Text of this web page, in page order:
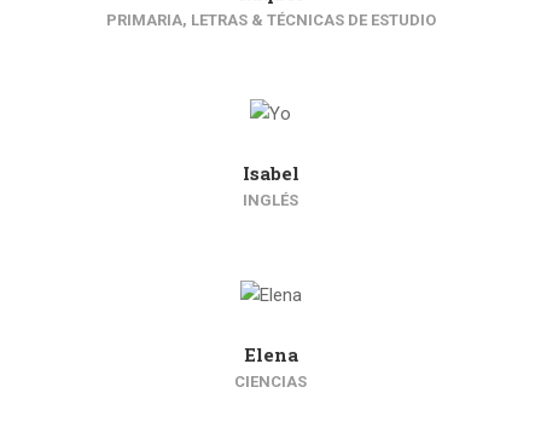
PRIMARIA, LETRAS & TÉCNICAS DE ESTUDIO
Isabel
INGLÉS
Elena
CIENCIAS